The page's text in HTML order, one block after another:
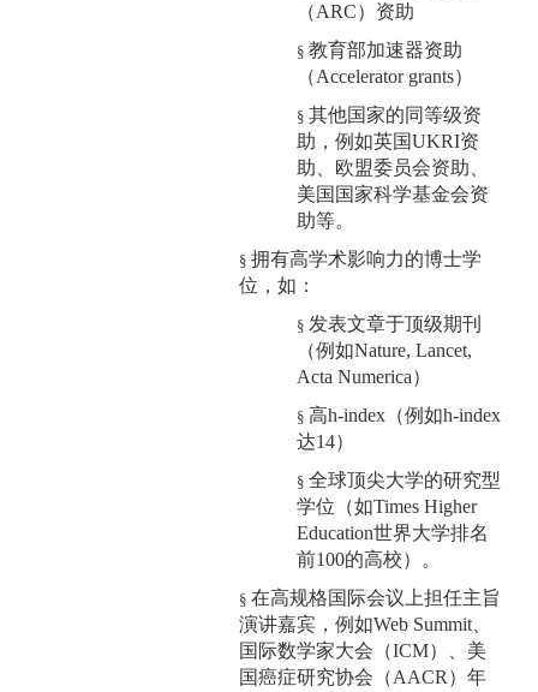
（ARC）资助
§ 教育部加速器资助
（Accelerator grants）
§ 其他国家的同等级资
助，例如英国UKRI资
助、欧盟委员会资助、
美国国家科学基金会资
助等。
§ 拥有高学术影响力的博士学
位，如：
§ 发表文章于顶级期刊
（例如Nature, Lancet,
Acta Numerica）
§ 高h-index（例如h-index
达14）
§ 全球顶尖大学的研究型
学位（如Times Higher
Education世界大学排名
前100的高校）。
§ 在高规格国际会议上担任主旨
演讲嘉宾，例如Web Summit、
国际数学家大会（ICM）、美
国癌症研究协会（AACR）年